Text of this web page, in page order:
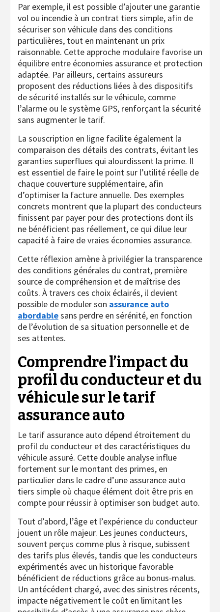
Par exemple, il est possible d’ajouter une garantie
vol ou incendie à un contrat tiers simple, afin de
sécuriser son véhicule dans des conditions
particulières, tout en maintenant un prix
raisonnable. Cette approche modulaire favorise un
équilibre entre économies assurance et protection
adaptée. Par ailleurs, certains assureurs
proposent des réductions liées à des dispositifs
de sécurité installés sur le véhicule, comme
l’alarme ou le système GPS, renforçant la sécurité
sans augmenter le tarif.
La souscription en ligne facilite également la
comparaison des détails des contrats, évitant les
garanties superflues qui alourdissent la prime. Il
est essentiel de faire le point sur l’utilité réelle de
chaque couverture supplémentaire, afin
d’optimiser la facture annuelle. Des exemples
concrets montrent que la plupart des conducteurs
finissent par payer pour des protections dont ils
ne bénéficient pas réellement, ce qui dilue leur
capacité à faire de vraies économies assurance.
Cette réflexion amène à privilégier la transparence
des conditions générales du contrat, première
source de compréhension et de maîtrise des
coûts. À travers ces choix éclairés, il devient
possible de moduler son assurance auto
abordablesans perdre en sérénité, en fonction
de l’évolution de sa situation personnelle et de
ses attentes.
Comprendre l’impact du
profil du conducteur et du
véhicule sur le tarif
assurance auto
Le tarif assurance auto dépend étroitement du
profil du conducteur et des caractéristiques du
véhicule assuré. Cette double analyse influe
fortement sur le montant des primes, en
particulier dans le cadre d’une assurance auto
tiers simple où chaque élément doit être pris en
compte pour réussir à optimiser son budget auto.
Tout d’abord, l’âge et l’expérience du conducteur
jouent un rôle majeur. Les jeunes conducteurs,
souvent perçus comme plus à risque, subissent
des tarifs plus élevés, tandis que les conducteurs
expérimentés avec un historique favorable
bénéficient de réductions grâce au bonus-malus.
Un antécédent chargé, avec des sinistres récents,
impacte négativement le coût en limitant les